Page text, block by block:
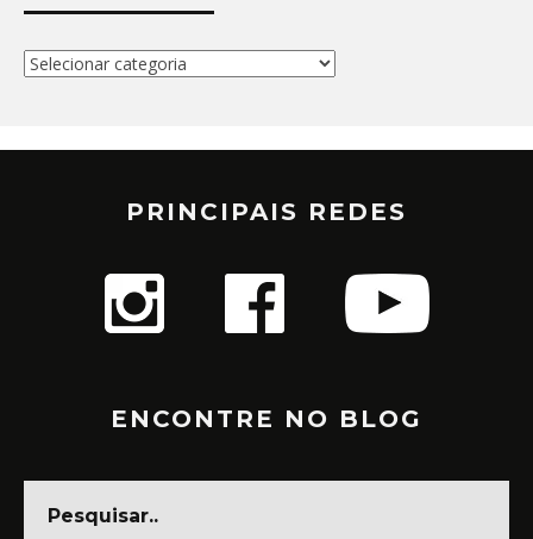
Categorias
PRINCIPAIS REDES
ENCONTRE NO BLOG